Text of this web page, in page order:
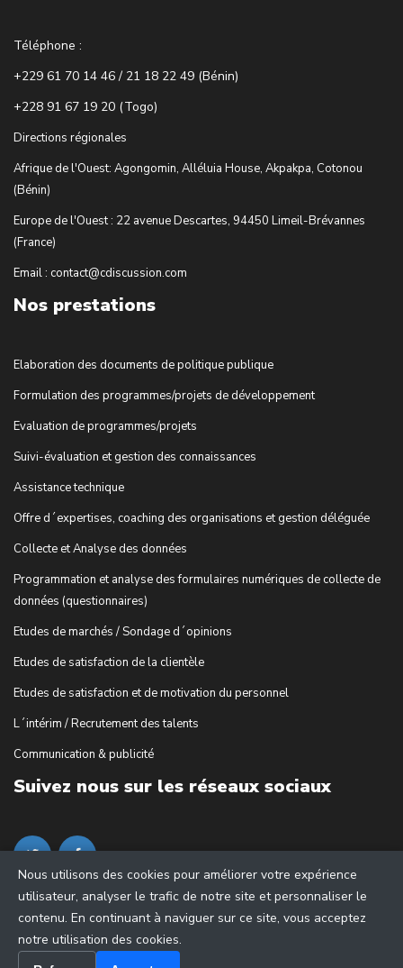
Téléphone :
+229 61 70 14 46 / 21 18 22 49 (Bénin)
+228 91 67 19 20 (Togo)
Directions régionales
Afrique de l'Ouest: Agongomin, Alléluia House, Akpakpa, Cotonou
(Bénin)
Europe de l'Ouest : 22 avenue Descartes, 94450 Limeil-Brévannes
(France)
Email : contact@cdiscussion.com
Nos prestations
Elaboration des documents de politique publique
Formulation des programmes/projets de développement
Evaluation de programmes/projets
Suivi-évaluation et gestion des connaissances
Assistance technique
Offre d´expertises, coaching des organisations et gestion déléguée
Collecte et Analyse des données
Programmation et analyse des formulaires numériques de collecte de
données (questionnaires)
Etudes de marchés / Sondage d´opinions
Etudes de satisfaction de la clientèle
Etudes de satisfaction et de motivation du personnel
L´intérim / Recrutement des talents
Communication & publicité
Suivez nous sur les réseaux sociaux
Nous utilisons des cookies pour améliorer votre expérience
utilisateur, analyser le trafic de notre site et personnaliser le
contenu. En continuant à naviguer sur ce site, vous acceptez
notre utilisation des cookies.